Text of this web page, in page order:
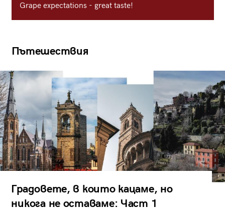
Grape expectations - great taste!
Пътешествия
Градовете, в които кацаме, но
никога не оставаме: Част 1